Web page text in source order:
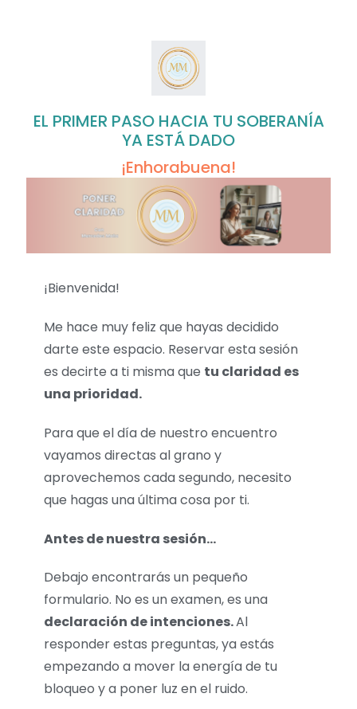
EL PRIMER PASO HACIA TU SOBERANÍA
YA ESTÁ DADO
¡Enhorabuena!
¡Bienvenida!
Me hace muy feliz que hayas decidido
darte este espacio. Reservar esta sesión
es decirte a ti misma que tu claridad es
una prioridad.
Para que el día de nuestro encuentro
vayamos directas al grano y
aprovechemos cada segundo, necesito
que hagas una última cosa por ti.
Antes de nuestra sesión…
Debajo encontrarás un pequeño
formulario. No es un examen, es una
declaración de intenciones.Al
responder estas preguntas, ya estás
empezando a mover la energía de tu
bloqueo y a poner luz en el ruido.